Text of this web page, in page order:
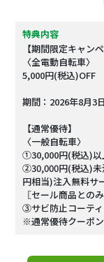
特典内容
【期間限定キャンペ
〈全電動自転車〉
5,000円(税込)OFF
期間：2026年8月3
【通常優待】
〈一般自転車〉
①30,000円(税込)以
②30,000円(税込)未
円相当)注入無料サ
〖セール商品との
③サビ防止コーテ
※通常優待クーポ